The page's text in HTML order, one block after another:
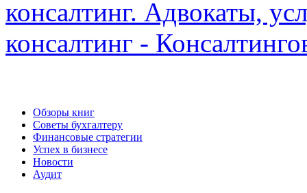
Обзоры книг
Советы бухгалтеру
Финансовые стратегии
Успех в бизнесе
Новости
Аудит